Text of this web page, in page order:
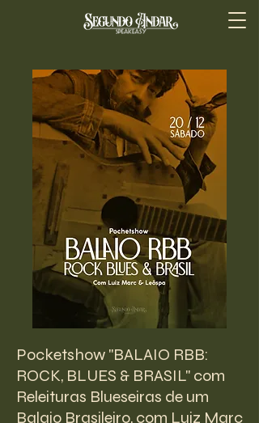
Pocketshow "BALAIO RBB:
ROCK, BLUES & BRASIL" com
Releituras Blueseiras de um
Balaio Brasileiro, com Luiz Marc